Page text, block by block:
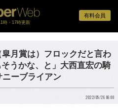
有料会員
時・17時更新
皐月賞は）フロックだと言わ
うかな、と」大西直宏の騎
ニーブライアン
2022/05/26 06:00